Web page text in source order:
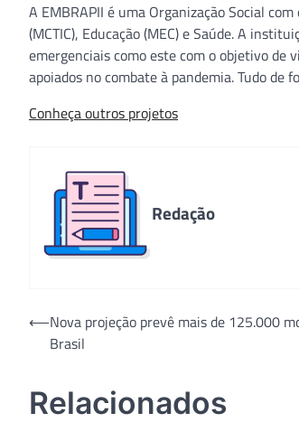
A EMBRAPII é uma Organização Social
(MCTIC), Educação (MEC) e Saúde. A
emergenciais como este com o objetivo de
apoiados no combate à pandemia. Tudo de
Conheça outros projetos
Redação
Navegação
⟵Nova projeção prevê mais de 125.000
Brasil
Relacionados